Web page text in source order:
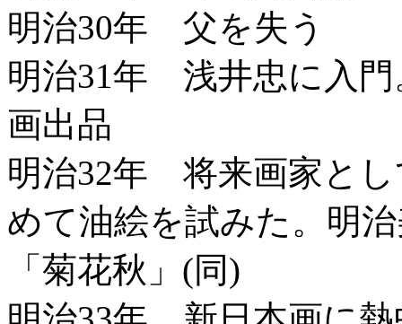
明治30年 父を失う
明治31年 浅井忠に入門
画出品
明治32年 将来画家と
めて油絵を試みた。明
「菊花秋」(同)